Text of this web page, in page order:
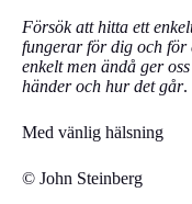
Försök att hitta ett
fungerar för dig och för
enkelt men ändå ger
händer och hur det går.
Med vänlig hälsning
© John Steinberg